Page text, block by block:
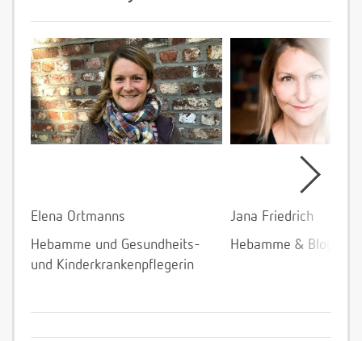
Elena Ortmanns
Hebamme und Gesundheits-
und Kinderkrankenpflegerin
Jana Friedrich
Hebamme &